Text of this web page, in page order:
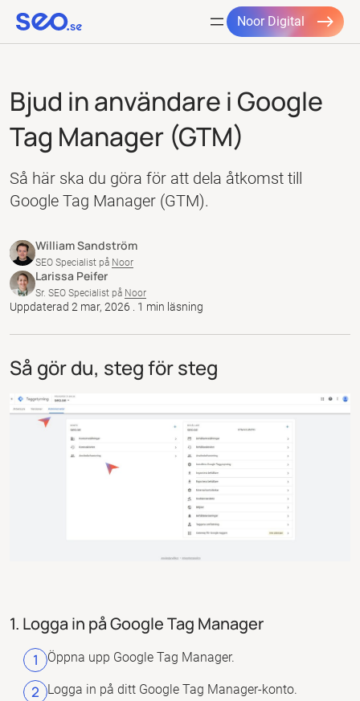
innehåll
Noor Digital
Bjud in användare i Google
Tag Manager (GTM)
Så här ska du göra för att dela åtkomst till
Google Tag Manager (GTM).
William Sandström
SEO Specialist på Noor
Larissa Peifer
Sr. SEO Specialist på Noor
Uppdaterad 2 mar, 2026 . 1 min läsning
Så gör du, steg för steg
1. Logga in på Google Tag Manager
Öppna upp Google Tag Manager.
Logga in på ditt Google Tag Manager-konto.